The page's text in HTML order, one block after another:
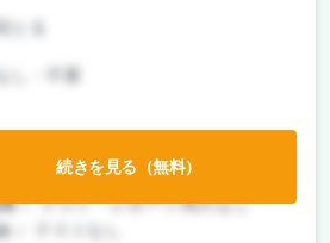
とる
し・不要
：
授業無し
：テスト・レポート両方なし
：
続きを見る（無料）